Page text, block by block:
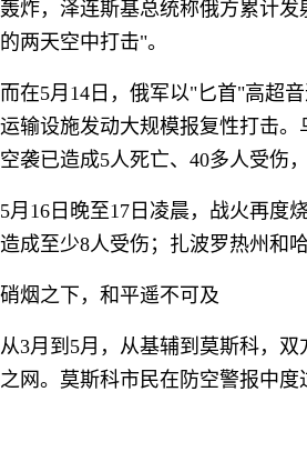
炸，泽连斯基总统称俄方累计
两天空中打击"。
而在5月14日，俄军以"匕首"高超
输设施发动大规模报复性打击
袭已造成5人死亡、40多人受伤
5月16日晚至17日凌晨，战火再度
成至少8人受伤；扎波罗热州和
硝烟之下，和平遥不可及
从3月到5月，从基辅到莫斯科，
网。莫斯科市民在防空警报中